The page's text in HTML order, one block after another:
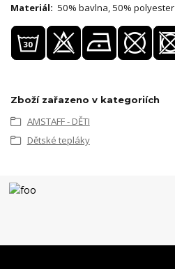
Materiál: 50% bavlna, 50% polyester
Zboží zařazeno v kategoriích
AMSTAFF - DĚTI
Dětské tepláky